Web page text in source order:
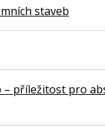
staveb
příležitost pro